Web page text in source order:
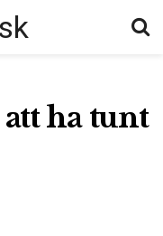
ha tunt